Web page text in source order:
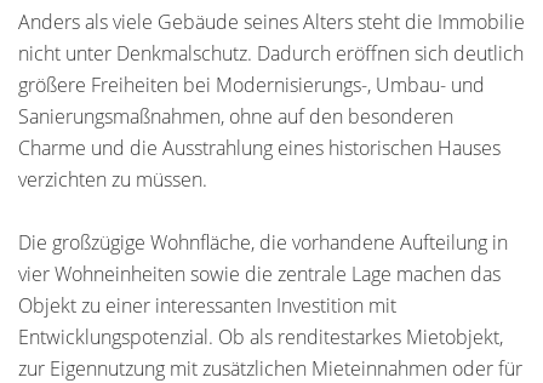
Anders als viele Gebäude seines Alters steht die Immobilie
nicht unter Denkmalschutz. Dadurch eröffnen sich deutlich
größere Freiheiten bei Modernisierungs-, Umbau- und
Sanierungsmaßnahmen, ohne auf den besonderen
Charme und die Ausstrahlung eines historischen Hauses
verzichten zu müssen.
Die großzügige Wohnfläche, die vorhandene Aufteilung in
vier Wohneinheiten sowie die zentrale Lage machen das
Objekt zu einer interessanten Investition mit
Entwicklungspotenzial. Ob als renditestarkes Mietobjekt,
zur Eigennutzung mit zusätzlichen Mieteinnahmen oder für